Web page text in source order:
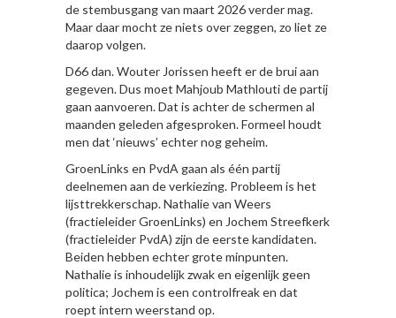
de stembusgang van maart 2026 verder mag.
Maar daar mocht ze niets over zeggen, zo liet ze
daarop volgen.
D66 dan. Wouter Jorissen heeft er de brui aan
gegeven. Dus moet Mahjoub Mathlouti de partij
gaan aanvoeren. Dat is achter de schermen al
maanden geleden afgesproken. Formeel houdt
men dat ‘nieuws’ echter nog geheim.
GroenLinks en PvdA gaan als één partij
deelnemen aan de verkiezing. Probleem is het
lijsttrekkerschap. Nathalie van Weers
(fractieleider GroenLinks) en Jochem Streefkerk
(fractieleider PvdA) zijn de eerste kandidaten.
Beiden hebben echter grote minpunten.
Nathalie is inhoudelijk zwak en eigenlijk geen
politica; Jochem is een controlfreak en dat
roept intern weerstand op.